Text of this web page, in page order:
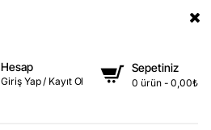
Hesap
Giriş Yap / Kayıt Ol
Sepetiniz
0 ürün - 0,00₺